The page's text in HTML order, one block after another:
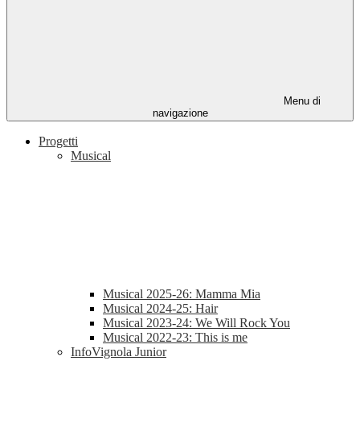
Menu di
navigazione
Progetti
Musical
Musical 2025-26: Mamma Mia
Musical 2024-25: Hair
Musical 2023-24: We Will Rock You
Musical 2022-23: This is me
InfoVignola Junior